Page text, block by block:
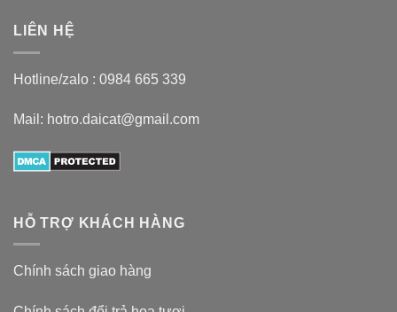
LIÊN HỆ
Hotline/zalo : 0984 665 339
Mail: hotro.daicat@gmail.com
HỖ TRỢ KHÁCH HÀNG
Chính sách giao hàng